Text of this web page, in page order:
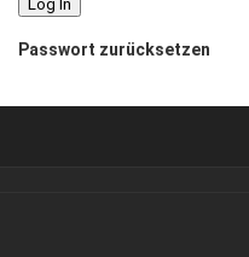
Passwort zurücksetzen